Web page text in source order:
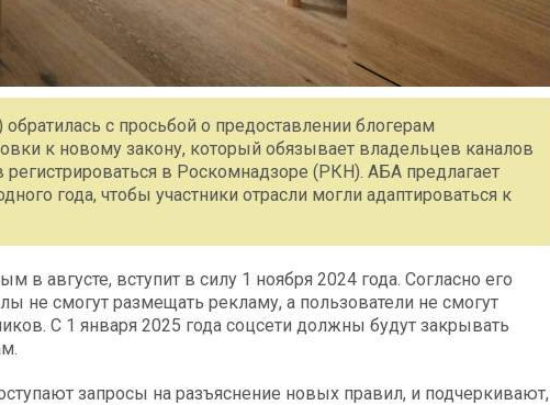
с просьбой о предоставлении блогерам
к новому закону, который обязывает владельцев каналов
регистрироваться в Роскомнадзоре (РКН). АБА предлагает
года, чтобы участники отрасли могли адаптироваться к
августе, вступит в силу 1 ноября 2024 года. Согласно его
не смогут размещать рекламу, а пользователи не смогут
С 1 января 2025 года соцсети должны будут закрывать
запросы на разъяснение новых правил, и подчеркивают,